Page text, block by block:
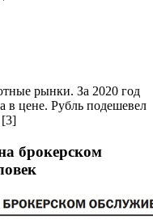
рынки. За 2020 год
в цене. Рубль подешевел
[3]
брокерском